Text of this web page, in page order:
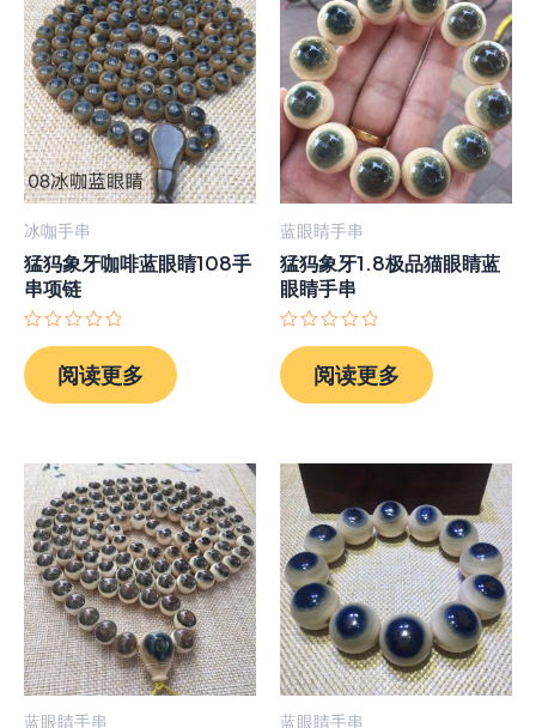
冰咖手串
猛犸象牙咖啡蓝眼睛108手
串项链
评
分
0
&sol;
阅读更多
蓝眼睛手串
猛犸象牙1.8极品猫眼睛蓝
眼睛手串
评
分
0
&sol;
阅读更多
蓝眼睛手串 蓝眼睛手串